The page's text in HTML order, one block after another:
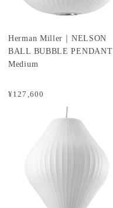
¥127,600
Herman Miller｜NELSON
BALL BUBBLE PENDANT
Medium